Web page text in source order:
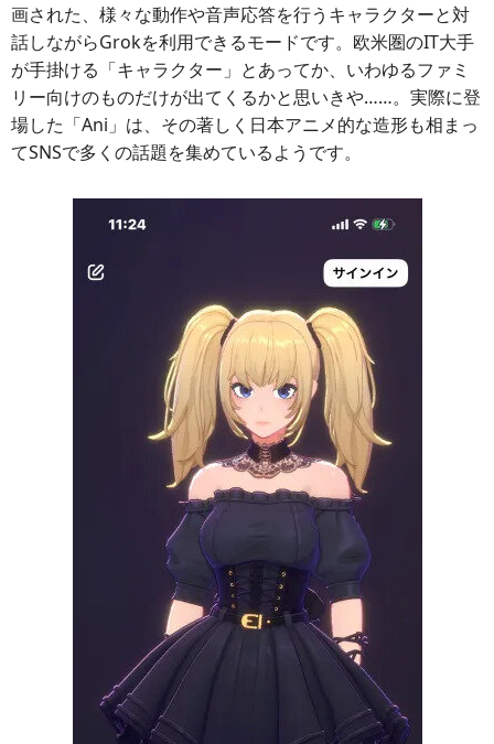
画された、様々な動作や音声応答を行うキャラクターと対
話しながらGrokを利用できるモードです。欧米圏のIT大手
が手掛ける「キャラクター」とあってか、いわゆるファミ
リー向けのものだけが出てくるかと思いきや……。実際に登
場した「Ani」は、その著しく日本アニメ的な造形も相まっ
てSNSで多くの話題を集めているようです。